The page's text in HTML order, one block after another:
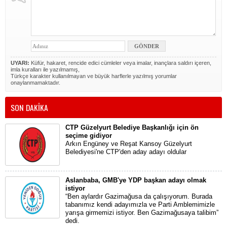
UYARI: Küfür, hakaret, rencide edici cümleler veya imalar, inançlara saldırı içeren,
imla kuralları ile yazılmamış,
Türkçe karakter kullanılmayan ve büyük harflerle yazılmış yorumlar
onaylanmamaktadır.
SON DAKİKA
CTP Güzelyurt Belediye Başkanlığı için ön
seçime gidiyor
Arkın Engüney ve Reşat Kansoy Güzelyurt
Belediyesi'ne CTP'den aday adayı oldular
Aslanbaba, GMB'ye YDP başkan adayı olmak
istiyor
“Ben aylardır Gazimağusa da çalışıyorum. Burada
tabanımız kendi adayımızla ve Parti Amblemimizle
yarışa girmemizi istiyor. Ben Gazimağusaya talibim”
dedi.